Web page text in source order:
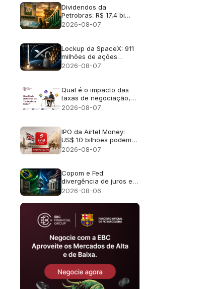
Dividendos da
Petrobras: R$ 17,4 bi
após lucro no 2T26
2026-08-07
Lockup da SpaceX: 911
milhões de ações
liberadas
2026-08-07
Qual é o impacto das
taxas de negociação,
incluindo as comissões
2026-08-07
IPO da Airtel Money:
US$ 10 bilhões podem
torná-lo o maior IPO de
2026-08-07
Copom e Fed:
divergência de juros e
efeito no câmbio
2026-08-06